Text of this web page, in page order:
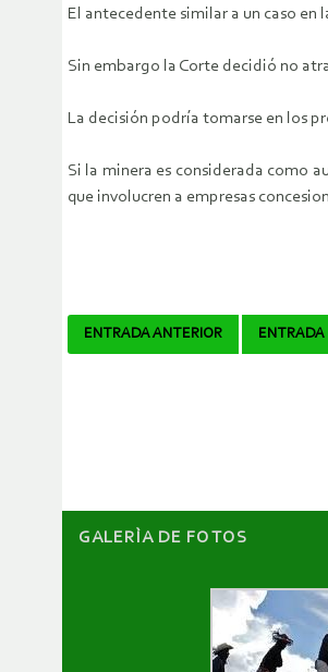
El antecedente similar a un caso
Sin embargo la Corte decidió no
La decisión podría tomarse en los
Si la minera es considerada como
que involucren a empresas
Navegador
ENTRADA ANTERIOR ENTRADA
GALERÌA DE FOTOS